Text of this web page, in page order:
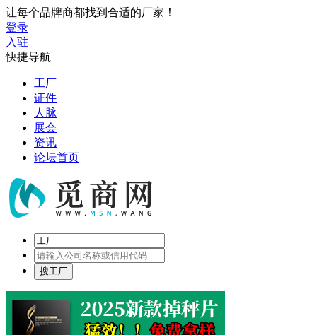
让每个品牌商都找到合适的厂家！
登录
入驻
快捷导航
工厂
证件
人脉
展会
资讯
论坛首页